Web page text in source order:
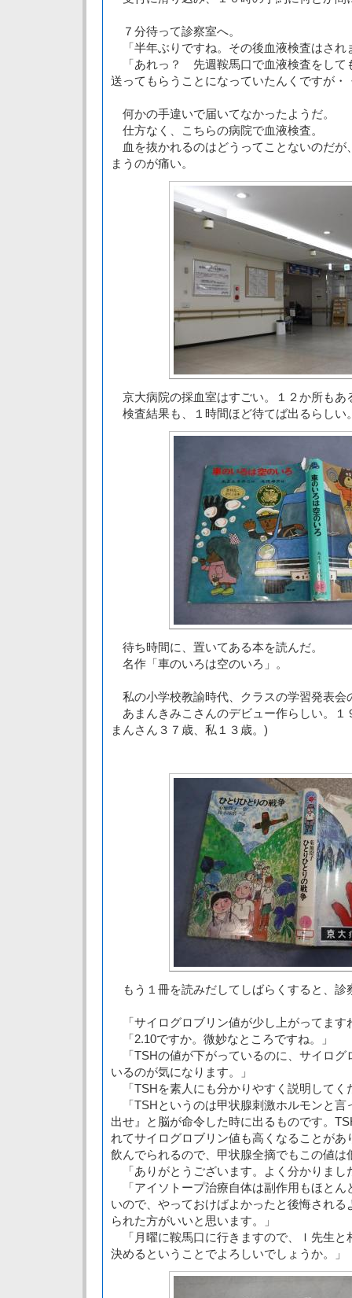
７分待って診察室へ。
「半年ぶりですね。その後血液検査はされ
「あれっ？ 先週鞍馬口で血液検査をして
送ってもらうことになっていたんくですが・
何かの手違いで届いてなかったようだ。
仕方なく、こちらの病院で血液検査。
血を抜かれるのはどうってことないのだが
まうのが痛い。
京大病院の採血室はすごい。１２か所もあ
検査結果も、１時間ほど待てば出るらしい
待ち時間に、置いてある本を読んだ。
名作「車のいろは空のいろ」。
私の小学校教諭時代、クラスの学習発表会
あまんきみこさんのデビュー作らしい。１
まんさん３７歳、私１３歳。)
もう１冊を読みだしてしばらくすると、診
「サイログロブリン値が少し上がってます
「2.10ですか。微妙なところですね。」
「TSHの値が下がっているのに、サイログ
いるのが気になります。」
「TSHを素人にも分かりやすく説明してく
「TSHというのは甲状腺刺激ホルモンと言
出せ』と脳が命令した時に出るものです。
れてサイログロブリン値も高くなることが
飲んでられるので、甲状腺全摘でもこの値は
「ありがとうございます。よく分かりまし
「アイソトープ治療自体は副作用もほとん
いので、やっておけばよかったと後悔され
られた方がいいと思います。」
「月曜に鞍馬口に行きますので、Ｉ先生と
決めるということでよろしいでしょうか。」